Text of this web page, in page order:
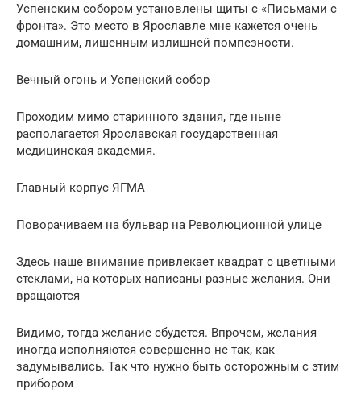
Успенским собором установлены щиты с «Письмами с
фронта». Это место в Ярославле мне кажется очень
домашним, лишенным излишней помпезности.
Вечный огонь и Успенский собор
Проходим мимо старинного здания, где ныне
располагается Ярославская государственная
медицинская академия.
Главный корпус ЯГМА
Поворачиваем на бульвар на Революционной улице
Здесь наше внимание привлекает квадрат с цветными
стеклами, на которых написаны разные желания. Они
вращаются
Видимо, тогда желание сбудется. Впрочем, желания
иногда исполняются совершенно не так, как
задумывались. Так что нужно быть осторожным с этим
прибором